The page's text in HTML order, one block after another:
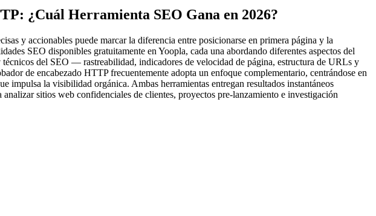
¿Cuál Herramienta SEO Gana en 2026?
y accionables puede marcar la diferencia entre posicionarse en primera página y la
SEO disponibles gratuitamente en Yoopla, cada una abordando diferentes aspectos del
del SEO — rastreabilidad, indicadores de velocidad de página, estructura de URLs y
de encabezado HTTP frecuentemente adopta un enfoque complementario, centrándose en
impulsa la visibilidad orgánica. Ambas herramientas entregan resultados instantáneos
sitios web confidenciales de clientes, proyectos pre-lanzamiento e investigación